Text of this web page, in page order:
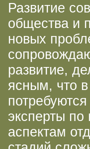
Развитие
общества и
новых
развитие,
ясным, что в
эксперты по
аспектам